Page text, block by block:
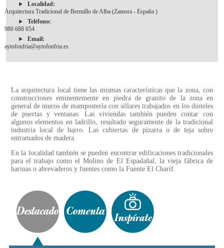
Localidad:
Arquitectura Tradicional de Bermillo de Alba (Zamora - España )
Teléfono:
980 688 054
Email:
aytofonfria@aytofonfria.es
La arquitectura local tiene las mismas características que la zona, con
construcciones eminentemente en piedra de granito de la zona en
general de muros de mampostería con sillares trabajados en los dinteles
de puertas y ventanas. Las viviendas también pueden contar con
algunos elementos en ladrillo, resultado seguramente de la tradicional
industria local de barro. Las cubiertas de pizarra o de teja sobre
entramados de madera.
En la localidad también se pueden encontrar edificaciones tradicionales
para el trabajo como el Molino de El Espadañal, la vieja fábrica de
harinas o abrevaderos y fuentes como la Fuente El Charif.